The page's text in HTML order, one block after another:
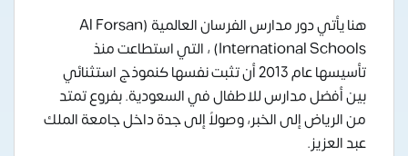
هنا يأتي دور مدارس الفرسان العالمية (Al Forsan
International Schools) ، التي استطاعت منذ
تأسيسها عام 2013 أن تثبت نفسها كنموذج استثنائي
بين أفضل مدارس للاطفال في السعودية. بفروع تمتد
من الرياض إلى الخبر، وصولاً إلى جدة داخل جامعة الملك
عبد العزيز.